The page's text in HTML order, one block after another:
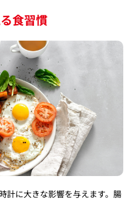
食習慣
計に大きな影響を与えます。腸